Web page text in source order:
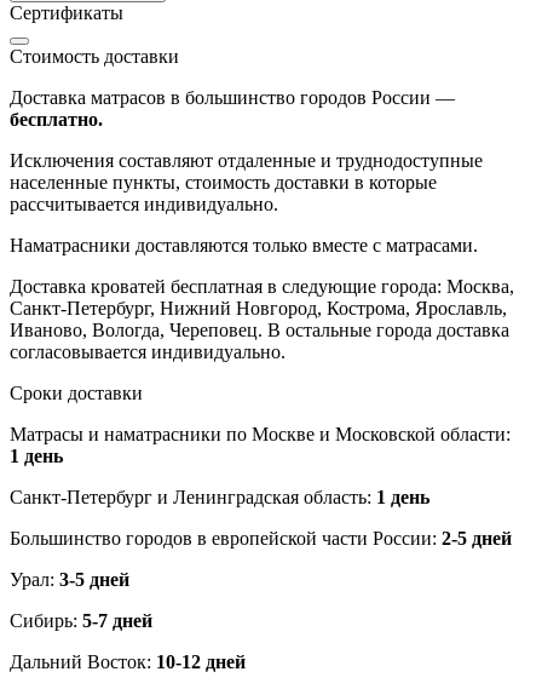
Сертификаты
Стоимость доставки
Доставка матрасов в большинство городов России —
бесплатно.
Исключения составляют отдаленные и труднодоступные
населенные пункты, стоимость доставки в которые
рассчитывается индивидуально.
Наматрасники доставляются только вместе с матрасами.
Доставка кроватей бесплатная в следующие города: Москва,
Санкт-Петербург, Нижний Новгород, Кострома, Ярославль,
Иваново, Вологда, Череповец. В остальные города доставка
согласовывается индивидуально.
Сроки доставки
Матрасы и наматрасники по Москве и Московской области:
1 день
Санкт-Петербург и Ленинградская область: 1 день
Большинство городов в европейской части России: 2-5 дней
Урал: 3-5 дней
Сибирь: 5-7 дней
Дальний Восток: 10-12 дней